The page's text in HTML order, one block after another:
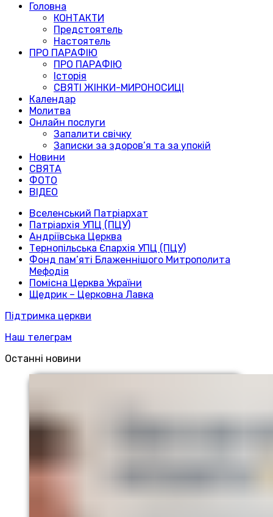
Головна
КОНТАКТИ
Предстоятель
Настоятель
ПРО ПАРАФІЮ
ПРО ПАРАФІЮ
Історія
СВЯТІ ЖІНКИ-МИРОНОСИЦІ
Календар
Молитва
Онлайн послуги
Запалити свічку
Записки за здоров’я та за упокій
Новини
СВЯТА
ФОТО
ВІДЕО
Вселенський Патріархат
Патріархія УПЦ (ПЦУ)
Андріївська Церква
Тернопільська Єпархія УПЦ (ПЦУ)
Фонд пам’яті Блаженнішого Митрополита
Мефодія
Помісна Церква України
Щедрик – Церковна Лавка
Підтримка церкви
Наш телеграм
Останні новини